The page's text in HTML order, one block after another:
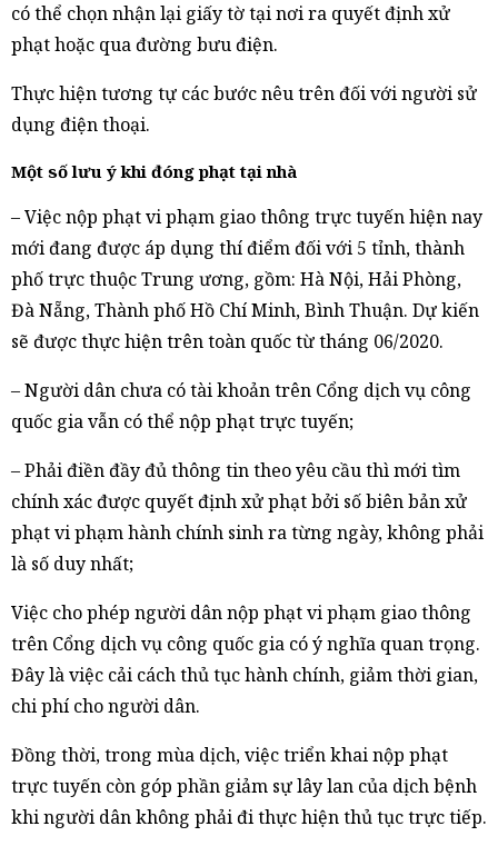
có thể chọn nhận lại giấy tờ tại nơi ra quyết định xử
phạt hoặc qua đường bưu điện.
Thực hiện tương tự các bước nêu trên đối với người sử
dụng điện thoại.
Một số lưu ý khi đóng phạt tại nhà
– Việc nộp phạt vi phạm giao thông trực tuyến hiện nay
mới đang được áp dụng thí điểm đối với 5 tỉnh, thành
phố trực thuộc Trung ương, gồm: Hà Nội, Hải Phòng,
Đà Nẵng, Thành phố Hồ Chí Minh, Bình Thuận. Dự kiến
sẽ được thực hiện trên toàn quốc từ tháng 06/2020.
– Người dân chưa có tài khoản trên Cổng dịch vụ công
quốc gia vẫn có thể nộp phạt trực tuyến;
– Phải điền đầy đủ thông tin theo yêu cầu thì mới tìm
chính xác được quyết định xử phạt bởi số biên bản xử
phạt vi phạm hành chính sinh ra từng ngày, không phải
là số duy nhất;
Việc cho phép người dân nộp phạt vi phạm giao thông
trên Cổng dịch vụ công quốc gia có ý nghĩa quan trọng.
Đây là việc cải cách thủ tục hành chính, giảm thời gian,
chi phí cho người dân.
Đồng thời, trong mùa dịch, việc triển khai nộp phạt
trực tuyến còn góp phần giảm sự lây lan của dịch bệnh
khi người dân không phải đi thực hiện thủ tục trực tiếp.